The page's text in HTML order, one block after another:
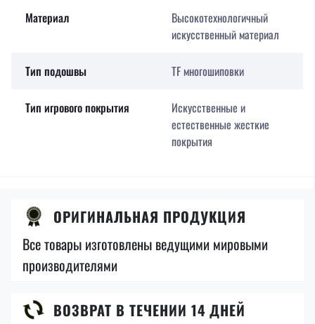
Материал
Высокотехнологичный
искусственный материал
Тип подошвы TF многошиповки
Тип игрового покрытия
Искусственные и
естественные жесткие
покрытия
ОРИГИНАЛЬНАЯ ПРОДУКЦИЯ
Все товары изготовлены ведущими мировыми
производителями
ВОЗВРАТ В ТЕЧЕНИИ 14 ДНЕЙ